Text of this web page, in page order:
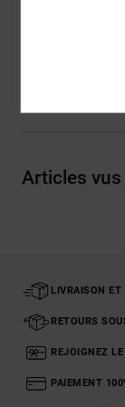
Articles
LIVRAISON ET
RETOURS
REJOIGNEZ
PAIEMENT